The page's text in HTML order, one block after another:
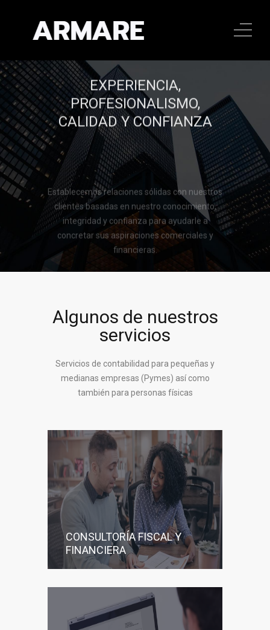
Llamar al 322 779 9188
EXPERIENCIA,
PROFESIONALISMO,
CALIDAD Y CONFIANZA
Establecemos relaciones sólidas con nuestros
clientes basadas en nuestro conocimiento,
integridad y confianza para ayudarle a
concretar sus aspiraciones comerciales y
financieras.
Llamar al 322 779 9188
CONTACTAR
Algunos de nuestros
servicios
Servicios de contabilidad para pequeñas y
medianas empresas (Pymes) así como
también para personas físicas
CONSULTORÍA FISCAL Y
FINANCIERA